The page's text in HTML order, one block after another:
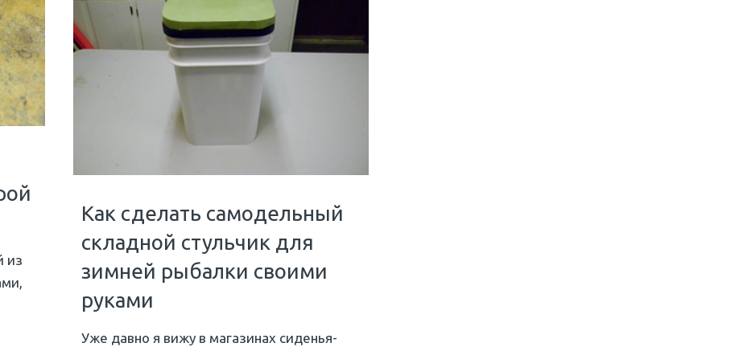
из
Как сделать самодельный
складной стульчик для
зимней рыбалки своими
руками
Уже давно я вижу в магазинах сиденья-